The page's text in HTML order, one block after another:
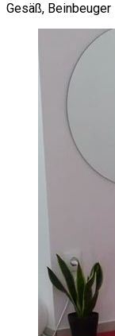
Gesäß, Beinbeuger